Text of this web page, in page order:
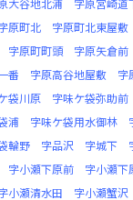
大谷地北浦 字原宮崎道
原町北 字原町北東屋敷
字原町町頭 字原矢倉前
番 字原高谷地屋敷 字
袋川原 字味ケ袋弥助前
浦 字味ケ袋用水御林
輪野 字品沢 字城下
字小瀬下原前 字小瀬下
小瀬清水田 字小瀬蟹沢